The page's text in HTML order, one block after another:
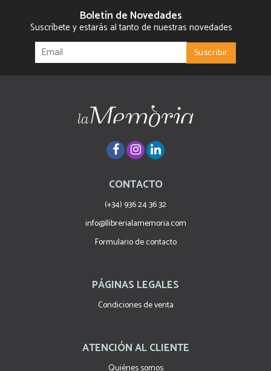
Boletín de Novedades
Suscríbete y estarás al tanto de nuestras novedades
CONTACTO
(+34) 936 24 36 32
info@llibrerialamemoria.com
Formulario de contacto
PÁGINAS LEGALES
Condiciones de venta
ATENCIÓN AL CLIENTE